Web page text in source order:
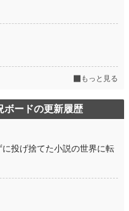
もっと見る
ボードの更新履歴
投げ捨てた小説の世界に転